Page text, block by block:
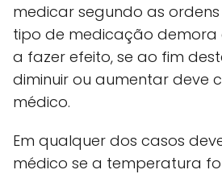
medicar segundo as
tipo de medicação demora
a fazer efeito, se ao fim
diminuir ou aumentar deve
médico.
Em qualquer dos casos
médico se a temperatura